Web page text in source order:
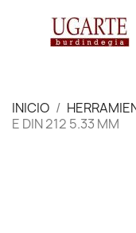
INICIO
E DIN 212 5.33 MM